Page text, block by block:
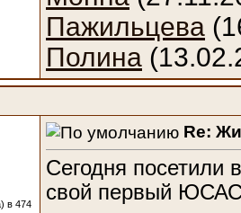
Пажильцева
Полина
в 474
Re:
Сегодня посетили
свой первый ЮСАС